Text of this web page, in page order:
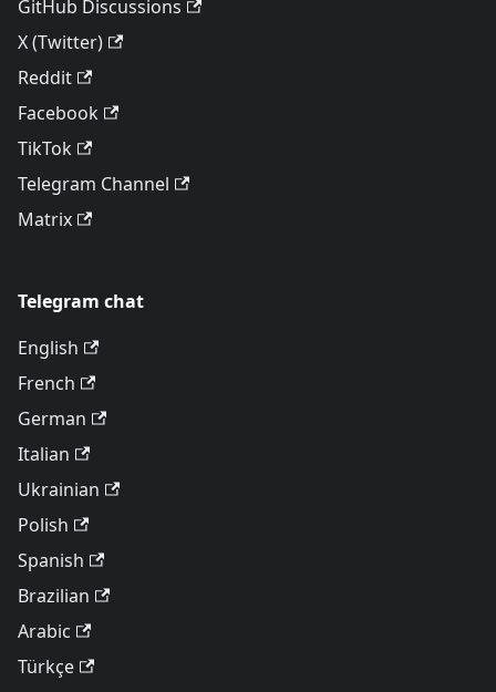
GitHub Discussions
X (Twitter)
Reddit
Facebook
TikTok
Telegram Channel
Matrix
Telegram chat
English
French
German
Italian
Ukrainian
Polish
Spanish
Brazilian
Arabic
Türkçe